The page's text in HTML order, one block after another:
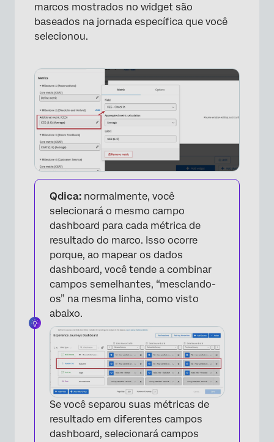
marcos mostrados no widget são
baseados na jornada específica que você
selecionou.
Qdica: normalmente, você
selecionará o mesmo campo
dashboard para cada métrica de
resultado do marco. Isso ocorre
porque, ao mapear os dados
dashboard, você tende a combinar
campos semelhantes, “mesclando-
os” na mesma linha, como visto
abaixo.
Se você separou suas métricas de
resultado em diferentes campos
dashboard, selecionará campos